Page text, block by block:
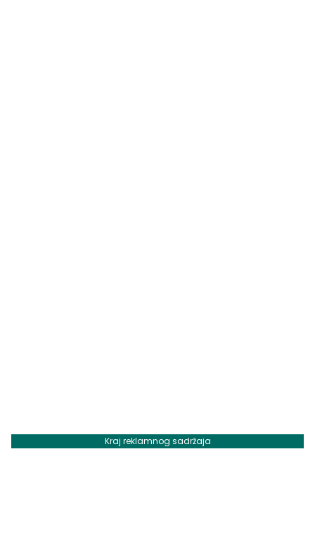
Kraj reklamnog sadržaja